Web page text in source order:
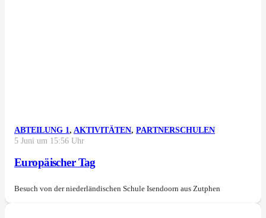
ABTEILUNG 1 , AKTIVITÄTEN, PARTNERSCHULEN
5 Juni um 15:56 Uhr
Europäischer Tag
Besuch von der niederländischen Schule Isendoorn aus Zutphen